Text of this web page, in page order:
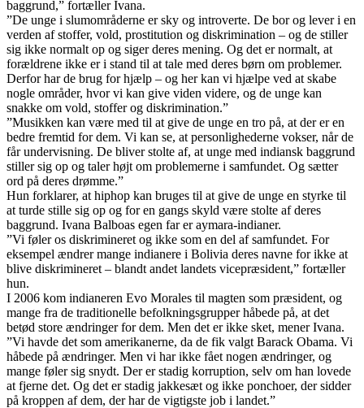
baggrund,” fortæller Ivana.
”De unge i slumområderne er sky og introverte. De bor og lever i en
verden af stoffer, vold, prostitution og diskrimination – og de stiller
sig ikke normalt op og siger deres mening. Og det er normalt, at
forældrene ikke er i stand til at tale med deres børn om problemer.
Derfor har de brug for hjælp – og her kan vi hjælpe ved at skabe
nogle områder, hvor vi kan give viden videre, og de unge kan
snakke om vold, stoffer og diskrimination.”
”Musikken kan være med til at give de unge en tro på, at der er en
bedre fremtid for dem. Vi kan se, at personlighederne vokser, når de
får undervisning. De bliver stolte af, at unge med indiansk baggrund
stiller sig op og taler højt om problemerne i samfundet. Og sætter
ord på deres drømme.”
Hun forklarer, at hiphop kan bruges til at give de unge en styrke til
at turde stille sig op og for en gangs skyld være stolte af deres
baggrund. Ivana Balboas egen far er aymara-indianer.
”Vi føler os diskrimineret og ikke som en del af samfundet. For
eksempel ændrer mange indianere i Bolivia deres navne for ikke at
blive diskrimineret – blandt andet landets vicepræsident,” fortæller
hun.
I 2006 kom indianeren Evo Morales til magten som præsident, og
mange fra de traditionelle befolkningsgrupper håbede på, at det
betød store ændringer for dem. Men det er ikke sket, mener Ivana.
”Vi havde det som amerikanerne, da de fik valgt Barack Obama. Vi
håbede på ændringer. Men vi har ikke fået nogen ændringer, og
mange føler sig snydt. Der er stadig korruption, selv om han lovede
at fjerne det. Og det er stadig jakkesæt og ikke ponchoer, der sidder
på kroppen af dem, der har de vigtigste job i landet.”